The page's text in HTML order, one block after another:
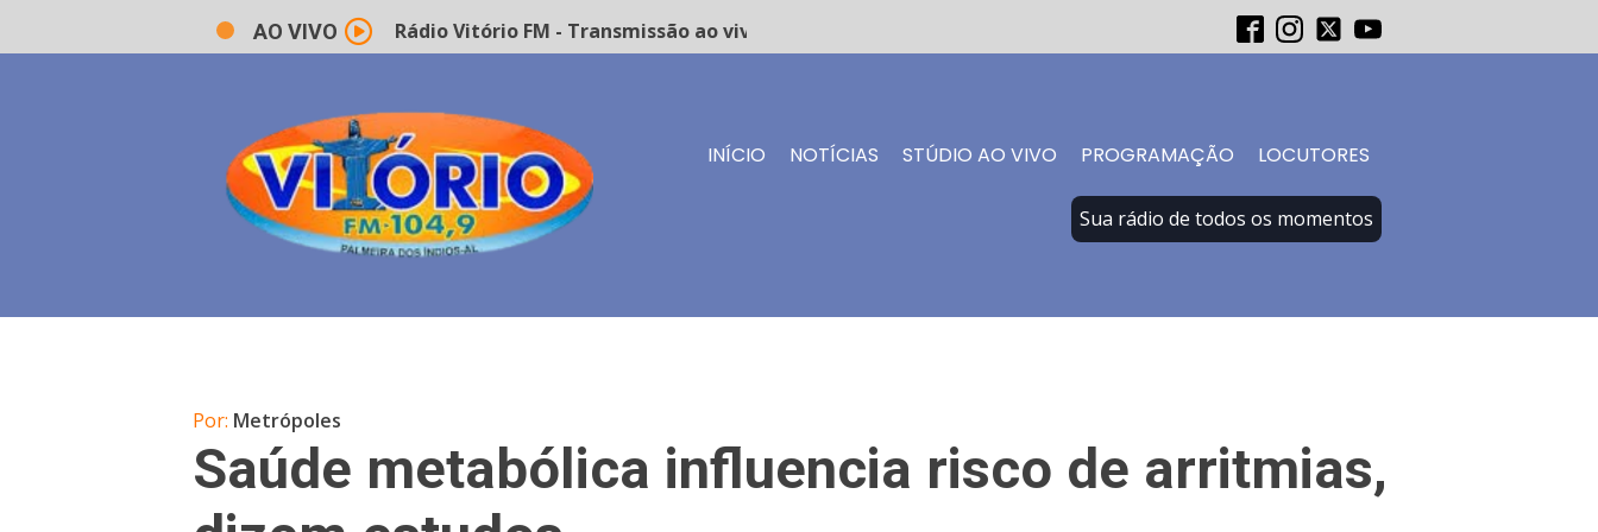
AO VIVO Rádio Vitório FM - Transmissão ao vivo
INÍCIO NOTÍCIAS STÚDIO AO VIVO PROGRAMAÇÃO LOCUTORES
Sua rádio de todos os momentos
Por: Metrópoles
Saúde metabólica influencia risco de arritmias,